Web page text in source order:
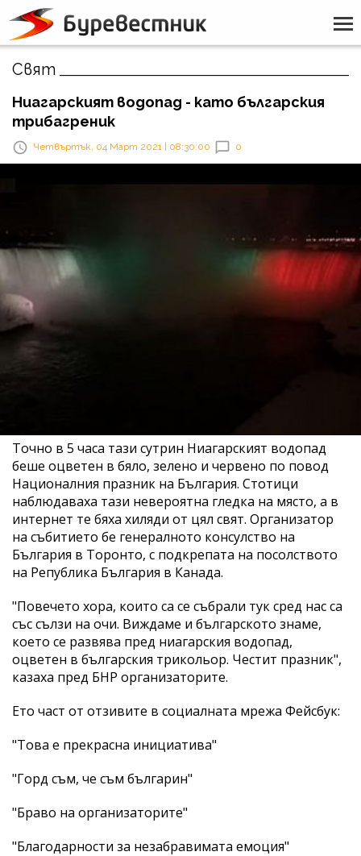
Свят
Ниагарският водопад - като българския
трибагреник
Четвъртък, 04 Март 2021 | 08:30:00 0
Точно в 5 часа тази сутрин Ниагарският водопад
беше оцветен в бяло, зелено и червено по повод
Националния празник на България. Стотици
наблюдаваха тази невероятна гледка на място, а в
интернет те бяха хиляди от цял свят. Организатор
на събитието бе генералното консулство на
България в Торонто, с подкрепата на посолството
на Република България в Канада.
"Повечето хора, които са се събрали тук сред нас са
със сълзи на очи. Виждаме и българското знаме,
което се развява пред ниагарския водопад,
оцветен в българския трикольор. Честит празник",
казаха пред БНР организаторите.
Ето част от отзивите в социалната мрежа Фейсбук:
"Това е прекрасна инициатива"
"Горд съм, че съм българин"
"Браво на организаторите"
"Благодарности за незабравимата емоция"